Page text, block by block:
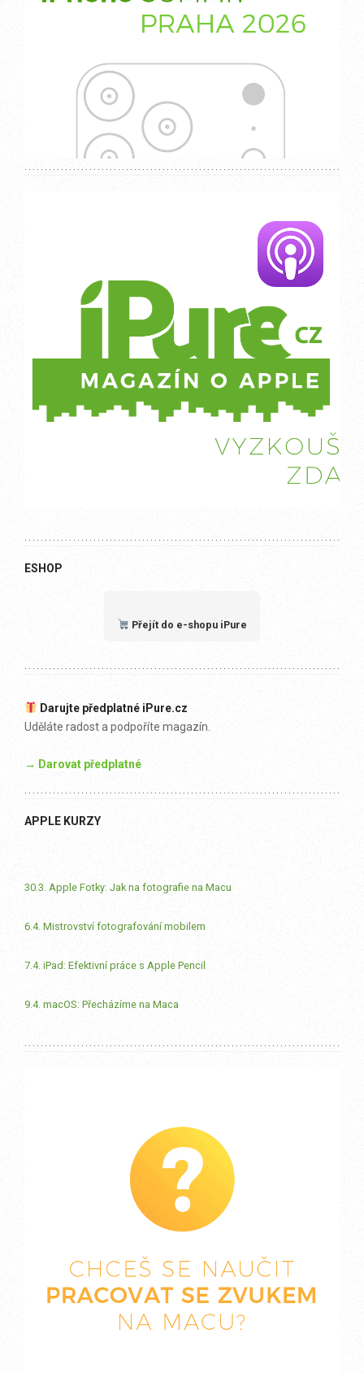
ESHOP
Přejít do e-shopu iPure
Darujte předplatné iPure.cz
Uděláte radost a podpoříte magazín.
→ Darovat předplatné
APPLE KURZY
30.3. Apple Fotky: Jak na fotografie na Macu
6.4. Mistrovství fotografování mobilem
7.4. iPad: Efektivní práce s Apple Pencil
9.4. macOS: Přecházíme na Maca